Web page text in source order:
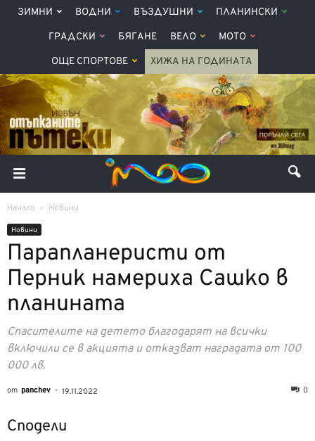
ЗИМНИ ВОДНИ ВЪЗДУШНИ ПЛАНИНСКИ
ГРАДСКИ БЯГАНЕ ВЕЛО МОТО
ОЩЕ СПОРТОВЕ ХИЖА НА ГОДИНАТА
Начало Новини
Новини
Парапланеристи от
Перник намериха Сашко в
планината
Спасителите на детето благодарят на всички
включили се в акцията и отказват наградата от 100
000 лв.
от panchev - 19.11.2022 0
Сподели